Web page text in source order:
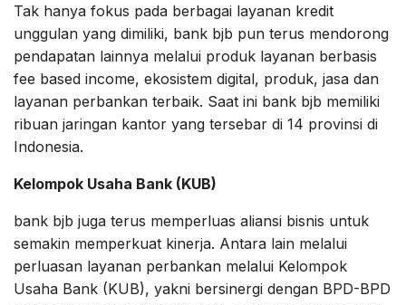
Tak hanya fokus pada berbagai layanan kredit
unggulan yang dimiliki, bank bjb pun terus mendorong
pendapatan lainnya melalui produk layanan berbasis
fee based income, ekosistem digital, produk, jasa dan
layanan perbankan terbaik. Saat ini bank bjb memiliki
ribuan jaringan kantor yang tersebar di 14 provinsi di
Indonesia.
Kelompok Usaha Bank (KUB)
bank bjb juga terus memperluas aliansi bisnis untuk
semakin memperkuat kinerja. Antara lain melalui
perluasan layanan perbankan melalui Kelompok
Usaha Bank (KUB), yakni bersinergi dengan BPD-BPD